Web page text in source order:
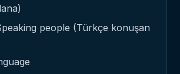
people (Türkçe konuşan